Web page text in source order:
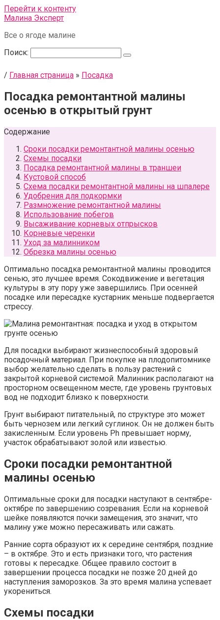
Перейти к контенту
Малина Эксперт
Все о ягоде малине
Поиск:
/ Главная страница » Посадка
Посадка ремонтантной малины
осенью в открытый грунт
Содержание
Сроки посадки ремонтантной малины осенью
Схемы посадки
Посадка ремонтантной малины в траншеи
Кустовой способ
Схема посадки ремонтантной малины на шпалере
Удобрения для подкормки
Размножение ремонтантной малины
Использование побегов
Высаживание корневых отпрысков
Корневые черенки
Уход за малинником
Обрезка малины осенью
Оптимально посадка ремонтантной малины проводится
сенью, это лучшее время. Сокодвижение и вегетация
культуры в эту пору уже завершились. При осенней
посадке или пересадке кустарник меньше подвергается
стрессу.
Для посадки выбирают жизнеспособный здоровый
посадочный материал. При покупке на плодопитомнике
выбор желательно сделать в пользу растений с
закрытой корневой системой. Малинник располагают на
просторном освещенном месте, где уровень грунтовых
вод не подходит близко к поверхности.
Грунт выбирают питательный, по структуре это может
быть чернозем или легкий суглинок. Он не должен быть
закисленным. Если уровень Ph превышает норму,
участок обрабатывают золой или известью.
Сроки посадки ремонтантной
малины осенью
Оптимальные сроки для посадки наступают в сентябре-
октябре по завершению созревания. Если на корневой
шейке появляются почки замещения, это значит, что
малину уже можно пересаживать или сажать.
Ранние сорта образуют их к середине сентября, поздние
– в октябре. Это и есть признаки того, что растения
готовы к пересадке. Общее правило состоит в
завершении процесса посадки не позже 20 дней до
наступления заморозков. За это время малина успевает
укорениться.
Схемы посадки